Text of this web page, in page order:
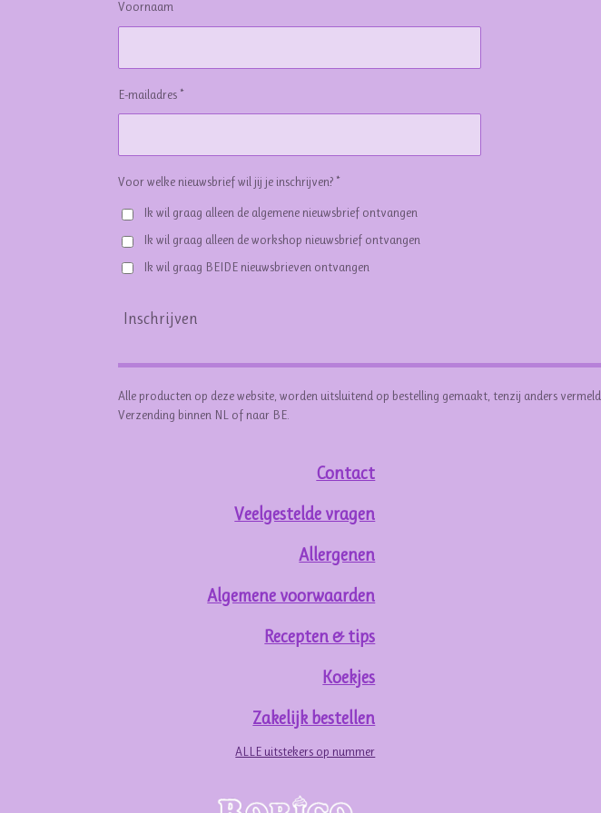
Voornaam
E-mailadres *
Voor welke nieuwsbrief wil jij je inschrijven? *
Ik wil graag alleen de algemene nieuwsbrief ontvangen
Ik wil graag alleen de workshop nieuwsbrief ontvangen
Ik wil graag BEIDE nieuwsbrieven ontvangen
Inschrijven
Alle producten op deze website, worden uitsluitend op bestelling gemaakt, tenzij anders vermeld.
Verzending binnen NL of naar BE.
Contact
Veelgestelde vragen
Allergenen
Algemene voorwaarden
Recepten & tips
Koekjes
Zakelijk bestellen
ALLE uitstekers op nummer